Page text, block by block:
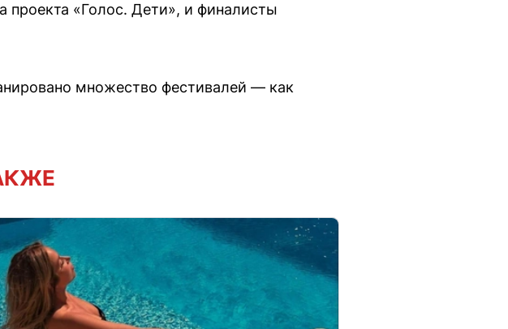
проекта «Голос. Дети», и финалисты
множество фестивалей — как